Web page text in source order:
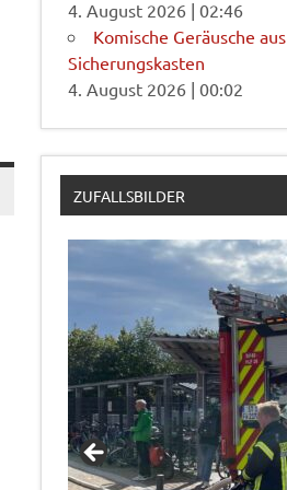
4. August 2026 |02:46
Komische Geräusche aus
Sicherungskasten
4. August 2026 |00:02
ZUFALLSBILDER